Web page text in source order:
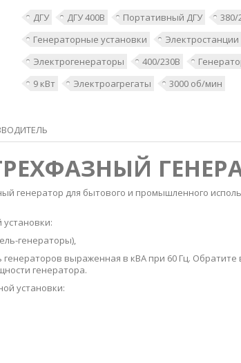
ДГУ ДГУ 400В Портативный ДГУ 380/
Генераторные установки
Электростанции
Электрогенераторы
400/230В
9 кВт
Электроагрегаты 3000 об/мин
ТРЕХФАЗНЫЙ
генератор для бытового и промышленного
генераторы),
выраженная в кВА при 60 Гц.
генератора.
установки: